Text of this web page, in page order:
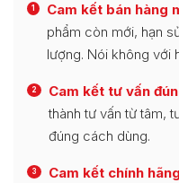
1 Cam kết bán hàng
phẩm còn mới, hạn
lượng. Nói không với
2 Cam kết tư vấn
thành tư vấn từ tâm,
đúng cách dùng.
3 Cam kết chính hãng